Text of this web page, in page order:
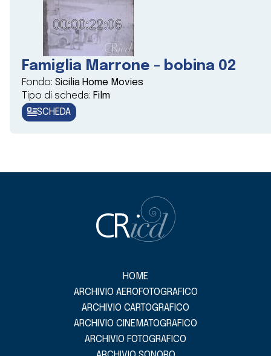
Famiglia Marrone - bobina 02
Fondo: Sicilia Home Movies
Tipo di scheda: Film
SCHEDA
HOME
ARCHIVIO AEROFOTOGRAFICO
ARCHIVIO CARTOGRAFICO
ARCHIVIO CINEMATOGRAFICO
ARCHIVIO FOTOGRAFICO